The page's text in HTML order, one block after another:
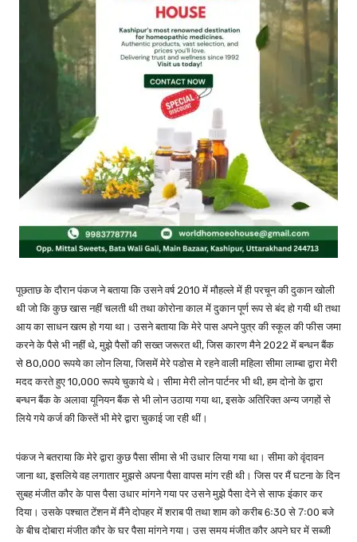
पूछताछ के दौरान पंकज ने बताया कि उसने वर्ष 2010 में मौहल्ले में ही परचून की दुकान खोली
थी जो कि कुछ खास नहीं चलती थी तथा कोरोना काल में दुकान पूर्ण रूप से बंद हो गयी थी तथा
आय का साधन खत्म हो गया था। उसने बताया कि मेरे पास अपने पुत्र की स्कूल की फीस जमा
करने के पैसे भी नहीं थे, मुझे पैसों की सख्त जरूरत थी, जिस कारण मैने 2022 में बन्धन बैंक
से 80,000 रूपये का लोन लिया, जिसमें मेरे पडोस मे रहने वाली महिला सीमा लाम्बा द्वारा मेरी
मदद करते हुए 10,000 रूपये चुकाये थे। सीमा मेरी लोन पार्टनर भी थी, हम दोनो के द्वारा
बन्धन बैंक के अलावा यूनियन बैंक से भी लोन उठाया गया था, इसके अतिरिक्त अन्य जगहों से
लिये गये कर्ज की किस्तें भी मेरे द्वारा चुकाई जा रही थीं।
पंकज ने बतराया कि मेरे द्वारा कुछ पैसा सीमा से भी उधार लिया गया था। सीमा को वृंदावन
जाना था, इसलिये वह लगातार मुझसे अपना पैसा वापस मांग रही थी। जिस पर मैं घटना के दिन
सुबह मंजीत कौर के पास पैसा उधार मांगने गया पर उसने मुझे पैसा देने से साफ इंकार कर
दिया। उसके पश्चात टेंशन में मैंने दोपहर में शराब पी तथा शाम को करीब 6ः30 से 7ः00 बजे
के बीच दोबारा मंजीत कौर के घर पैसा मांगने गया। उस समय मंजीत कौर अपने घर में सब्जी